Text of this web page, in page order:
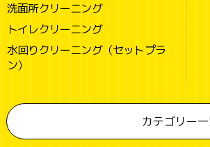
洗面所クリーニング
トイレクリーニング
水回りクリーニング（セットプラ
ン）
カテゴリー